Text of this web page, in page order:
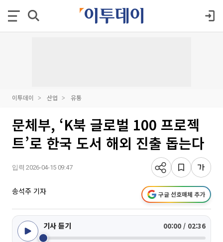
이투데이 산업 유통
문체부, ‘K북 글로벌 100 프로젝
트’로 한국 도서 해외 진출 돕는다
입력 2026-04-15 09:47
송석주 기자 구글 선호매체 추가
기사 듣기 00:00 / 02:36